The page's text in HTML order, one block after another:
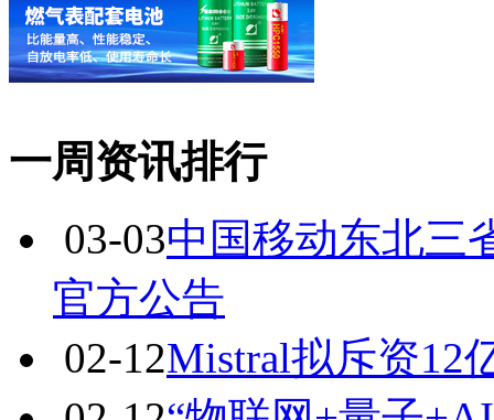
• 未拍卖到足够电力的数据中心将被强制断电 美国
• 宁夏为城市水气暖桥梁装上“安全阀”
• 全天候在线、零延时响应！广投燃气公司AI客服智
• 海油工程原董事长、原副总裁同日被查，两人已退
• 王森：坚决守牢“全省一张网”
• 蓝焰控股山西煤层气公司增储上产又有新突破